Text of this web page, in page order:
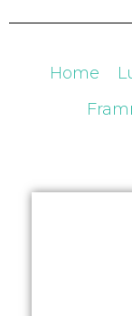
Home